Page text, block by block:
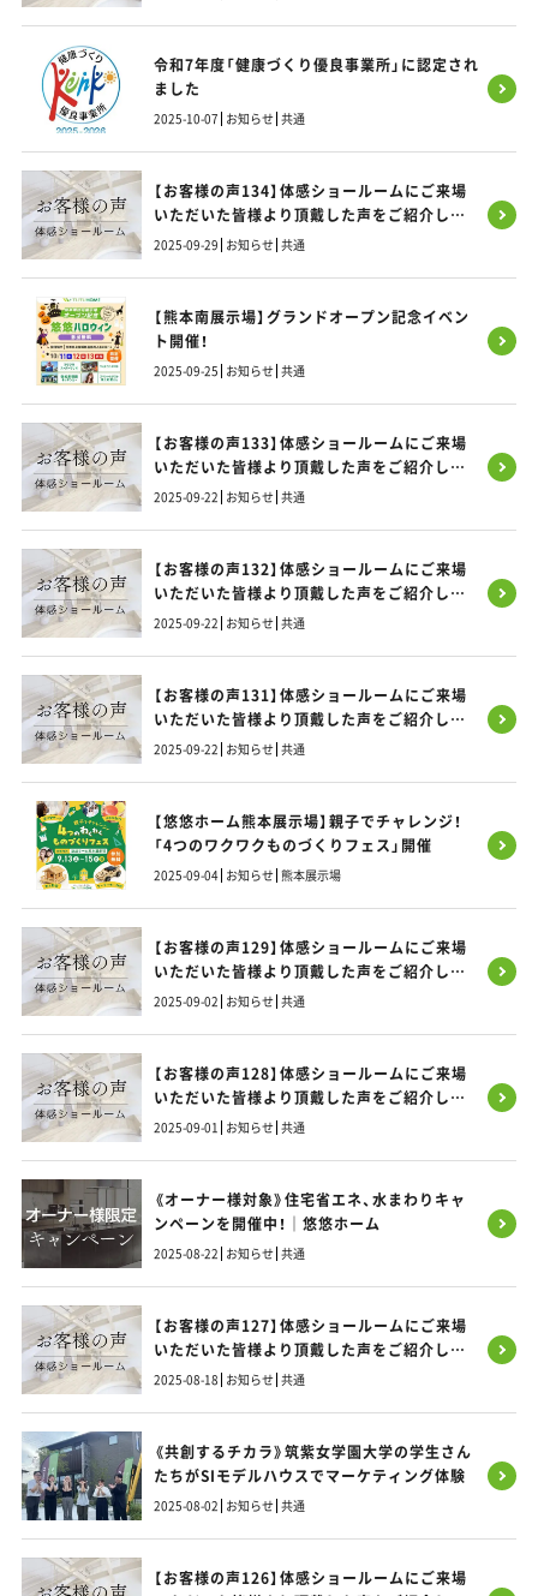
令和7年度「健康づくり優良事業所」に認定され
ました
2025-10-07 お知らせ 共通
【お客様の声134】体感ショールームにご来場
いただいた皆様より頂戴した声をご紹介しま
す！
2025-09-29 お知らせ 共通
【熊本南展示場】グランドオープン記念イベン
ト開催！
2025-09-25 お知らせ 共通
【お客様の声133】体感ショールームにご来場
いただいた皆様より頂戴した声をご紹介しま
す！
2025-09-22 お知らせ 共通
【お客様の声132】体感ショールームにご来場
いただいた皆様より頂戴した声をご紹介しま
す！
2025-09-22 お知らせ 共通
【お客様の声131】体感ショールームにご来場
いただいた皆様より頂戴した声をご紹介しま
す！
2025-09-22 お知らせ 共通
【悠悠ホーム熊本展示場】親子でチャレンジ！
「4つのワクワクものづくりフェス」開催
2025-09-04 お知らせ 熊本展示場
【お客様の声129】体感ショールームにご来場
いただいた皆様より頂戴した声をご紹介しま
す！
2025-09-02 お知らせ 共通
【お客様の声128】体感ショールームにご来場
いただいた皆様より頂戴した声をご紹介しま
す！
2025-09-01 お知らせ 共通
《オーナー様対象》住宅省エネ、水まわりキャ
ンペーンを開催中！｜悠悠ホーム
2025-08-22 お知らせ 共通
【お客様の声127】体感ショールームにご来場
いただいた皆様より頂戴した声をご紹介しま
す！
2025-08-18 お知らせ 共通
《共創するチカラ》筑紫女学園大学の学生さん
たちがSIモデルハウスでマーケティング体験
2025-08-02 お知らせ 共通
【お客様の声126】体感ショールームにご来場